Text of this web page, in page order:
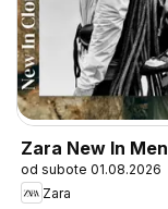
Zara New In Men
od subote 01.08.2026
Zara